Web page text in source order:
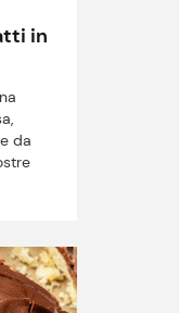
in
da